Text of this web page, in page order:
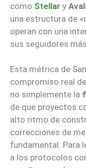
como Stellar y
una estructura de
operan con una
sus seguidores
Esta métrica de
compromiso real
no simplemente la
de que proyectos
alto ritmo de
correcciones de
fundamental. Para
a los protocolos